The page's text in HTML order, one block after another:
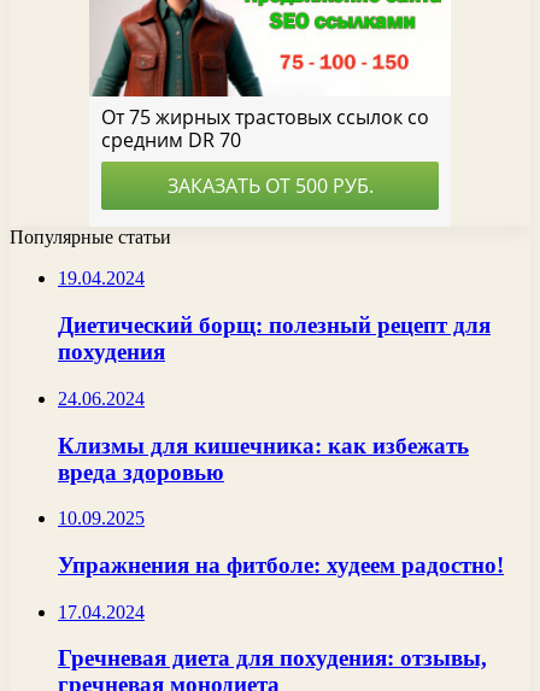
Популярные статьи
19.04.2024
Диетический борщ: полезный рецепт для
похудения
24.06.2024
Клизмы для кишечника: как избежать
вреда здоровью
10.09.2025
Упражнения на фитболе: худеем радостно!
17.04.2024
Гречневая диета для похудения: отзывы,
гречневая монодиета